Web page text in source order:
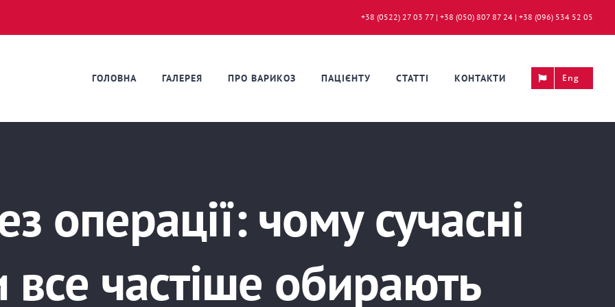
+38 (0522) 27 03 77 | +38 (050) 807 87 24 | +38 (096) 534 52 05
ГОЛОВНА ГАЛЕРЕЯ ПРО ВАРИКОЗ ПАЦІЄНТУ СТАТТІ КОНТАКТИ Eng
операції: чому сучасні
все частіше обирають